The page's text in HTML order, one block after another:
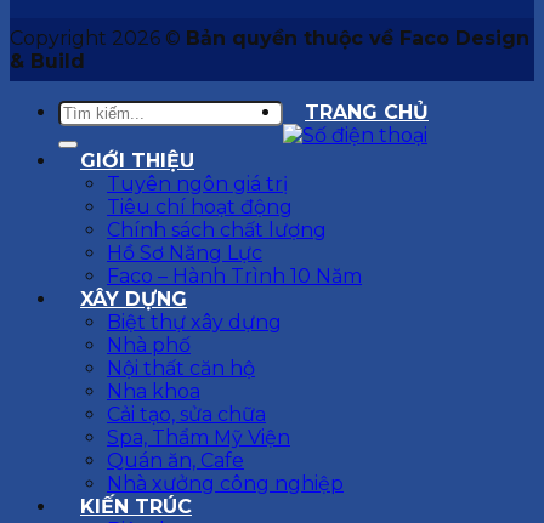
Copyright 2026 © Bản quyền thuộc về Faco Design
& Build
TRANG CHỦ
GIỚI THIỆU
Tuyên ngôn giá trị
Tiêu chí hoạt động
Chính sách chất lượng
Hồ Sơ Năng Lực
Faco – Hành Trình 10 Năm
XÂY DỰNG
Biệt thự xây dựng
Nhà phố
Nội thất căn hộ
Nha khoa
Cải tạo, sửa chữa
Spa, Thẩm Mỹ Viện
Quán ăn, Cafe
Nhà xưởng công nghiệp
KIẾN TRÚC